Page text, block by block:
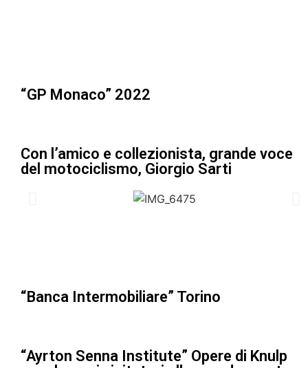
“GP Monaco” 2022
Con l’amico e collezionista, grande voce
del motociclismo, Giorgio Sarti
“Banca Intermobiliare” Torino
“Ayrton Senna Institute” Opere di Knulp